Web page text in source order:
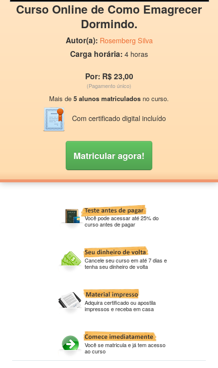
Curso Online de Como Emagrecer
Dormindo.
Autor(a): Rosemberg Silva
Carga horária: 4 horas
Por: R$ 23,00
(Pagamento único)
Mais de 5 alunos matriculados no curso.
Com certificado digital incluído
Matricular agora!
Você pode acessar até 25% do
curso antes de pagar
Cancele seu curso em até 7 dias e
tenha seu dinheiro de volta
Adquira certificado ou apostila
impressos e receba em casa
Você se matricula e já tem acesso
ao curso